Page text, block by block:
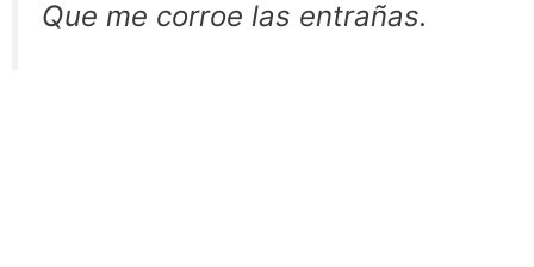
Que me corroe las entrañas.